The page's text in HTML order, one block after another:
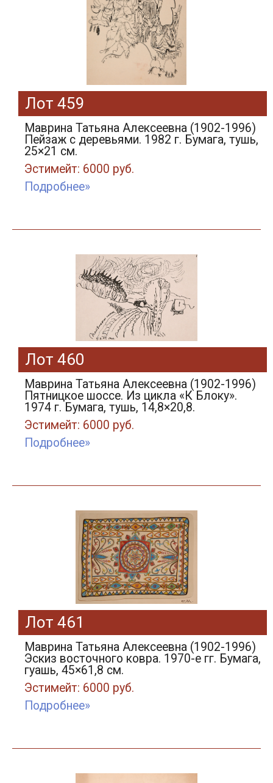
Лот 459
Маврина Татьяна Алексеевна (1902-1996)
Пейзаж с деревьями. 1982 г. Бумага, тушь,
25×21 см.
Эстимейт: 6000 руб.
Подробнее»
Лот 460
Маврина Татьяна Алексеевна (1902-1996)
Пятницкое шоссе. Из цикла «К Блоку».
1974 г. Бумага, тушь, 14,8×20,8.
Эстимейт: 6000 руб.
Подробнее»
Лот 461
Маврина Татьяна Алексеевна (1902-1996)
Эскиз восточного ковра. 1970-е гг. Бумага,
гуашь, 45×61,8 см.
Эстимейт: 6000 руб.
Подробнее»